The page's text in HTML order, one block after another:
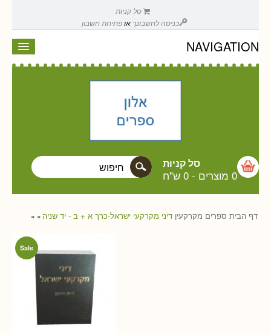
סל קניות
כניסה לחשבונך אופתיחת חשבון
NAVIGATION
סל קניות
0 מוצרים - 0 ש"ח
דף הבית » ספרים מקרקעין » דיני מקרקעי ישראל-כרך א + ב - יד שניה
Sale